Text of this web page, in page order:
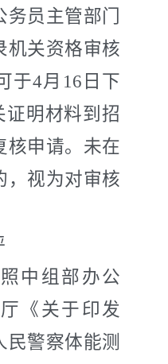
员主管部门
机关资格审核
于4月 16 日下
证明材料到招
核申请。未在
，视为对审核
中组部办公
《 关于印发
民警察体能测